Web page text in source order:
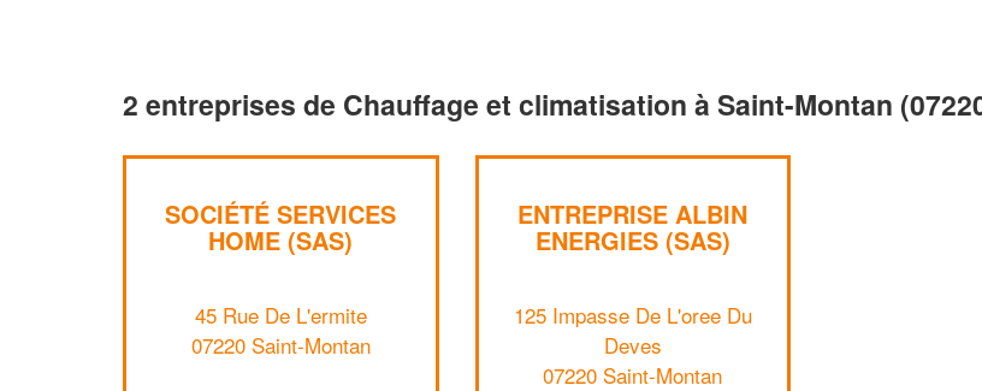
2 entreprises de Chauffage et climatisation à Saint-Montan
SOCIÉTÉ SERVICES
HOME (SAS)
45 Rue De L'ermite
07220 Saint-Montan
ENTREPRISE ALBIN
ENERGIES (SAS)
125 Impasse De L'oree Du
Deves
07220 Saint-Montan